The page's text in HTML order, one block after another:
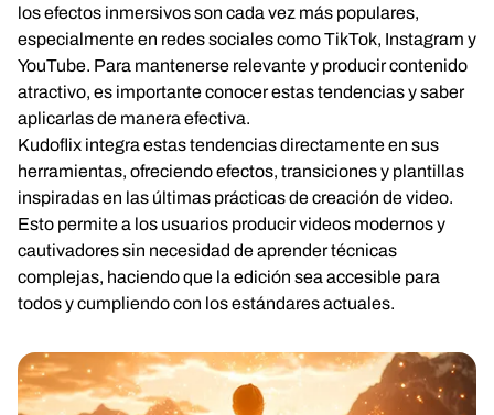
los efectos inmersivos son cada vez más populares,
especialmente en redes sociales como TikTok, Instagram y
YouTube. Para mantenerse relevante y producir contenido
atractivo, es importante conocer estas tendencias y saber
aplicarlas de manera efectiva.
Kudoflix integra estas tendencias directamente en sus
herramientas, ofreciendo efectos, transiciones y plantillas
inspiradas en las últimas prácticas de creación de video.
Esto permite a los usuarios producir videos modernos y
cautivadores sin necesidad de aprender técnicas
complejas, haciendo que la edición sea accesible para
todos y cumpliendo con los estándares actuales.